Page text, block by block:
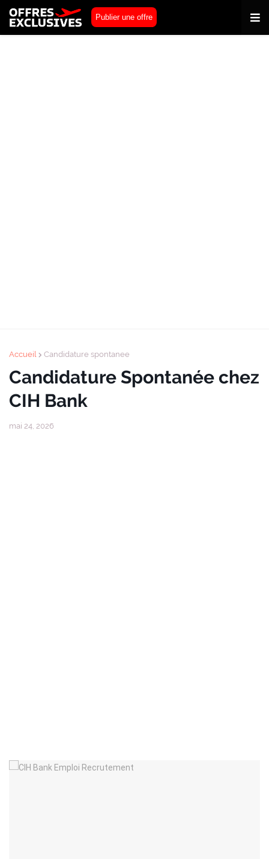
Publier une offre
Accueil Candidature spontanee
Candidature Spontanée chez
CIH Bank
mai 24, 2026